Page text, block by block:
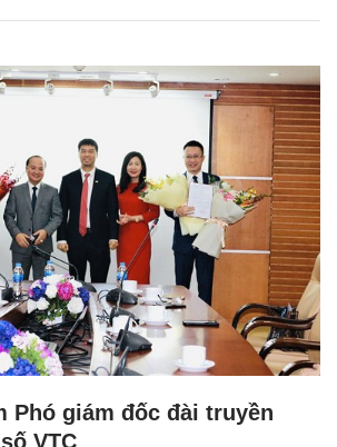
Phó giám đốc đài truyền
VTC